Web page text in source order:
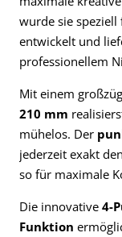
wurde sie
entwickelt und
professionellem
Mit einem
210 mm
mühelos. Der
jederzeit exakt
so für maximale
Die innovative 4-
Funktion